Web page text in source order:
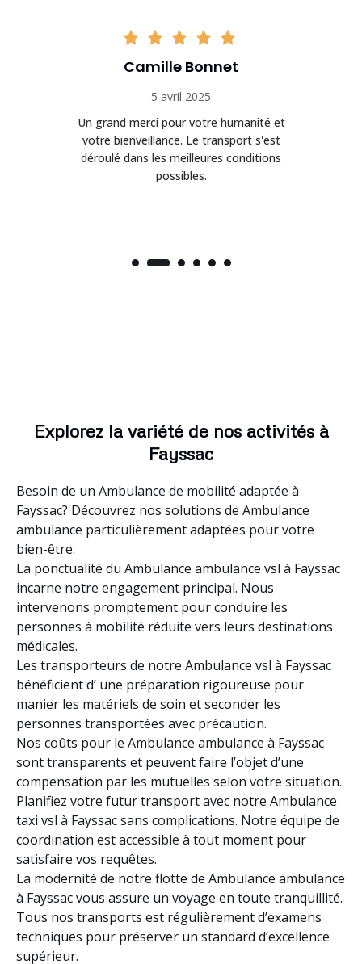
Camille Bonnet
5 avril 2025
Un grand merci pour votre humanité et
votre bienveillance. Le transport s'est
déroulé dans les meilleures conditions
possibles.
Explorez la variété de nos activités à
Fayssac
Besoin de un Ambulance de mobilité adaptée à
Fayssac? Découvrez nos solutions de Ambulance
ambulance particulièrement adaptées pour votre
bien-être.
La ponctualité du Ambulance ambulance vsl à Fayssac
incarne notre engagement principal. Nous
intervenons promptement pour conduire les
personnes à mobilité réduite vers leurs destinations
médicales.
Les transporteurs de notre Ambulance vsl à Fayssac
bénéficient d’ une préparation rigoureuse pour
manier les matériels de soin et seconder les
personnes transportées avec précaution.
Nos coûts pour le Ambulance ambulance à Fayssac
sont transparents et peuvent faire l’objet d’une
compensation par les mutuelles selon votre situation.
Planifiez votre futur transport avec notre Ambulance
taxi vsl à Fayssac sans complications. Notre équipe de
coordination est accessible à tout moment pour
satisfaire vos requêtes.
La modernité de notre flotte de Ambulance ambulance
à Fayssac vous assure un voyage en toute tranquillité.
Tous nos transports est régulièrement d’examens
techniques pour préserver un standard d’excellence
supérieur.